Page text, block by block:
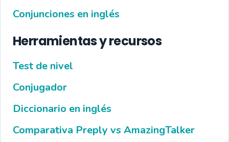
Conjunciones en inglés
Herramientas y recursos
Test de nivel
Conjugador
Diccionario en inglés
Comparativa Preply vs AmazingTalker